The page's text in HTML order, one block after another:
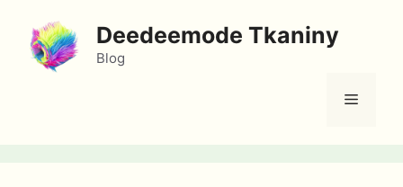
treści
Deedeemode Tkaniny
Blog
Menu